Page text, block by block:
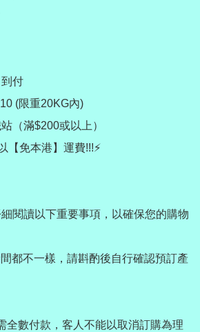
付
(限重20KG內)
（滿$200或以上）
【免本港】運費!!!⚡️
閱讀以下重要事項，以確保您的購物
都不一樣，請斟酌後自行確認預訂產
全數付款，客人不能以取消訂購為理